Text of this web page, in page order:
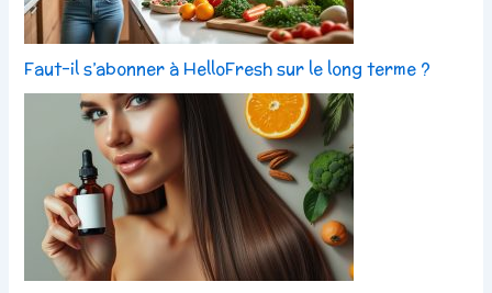
Faut-il s’abonner à HelloFresh sur le long terme ?